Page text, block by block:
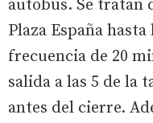
autobús. Se tratan
Plaza España
frecuencia de 20
salida a las 5 de la
antes del cierre.